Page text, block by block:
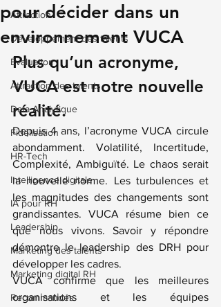
Attraction
Développement des talents
Évaluation
Attraction des talents
Data Analytique
Fidélisation
HR-Tech
Intelligence digitale
IA pour RH
Leadership
Marketing des talents
Marketing digital RH
Recommandés
pour décider dans un
environnement VUCA
Plus qu’un acronyme,
VUCA est notre nouvelle
réalité.
Depuis 4 ans, l’acronyme VUCA circule
abondamment. Volatilité, Incertitude,
Complexité, Ambiguïté. Le chaos serait
la nouvelle norme. Les turbulences et
les magnitudes des changements sont
grandissantes. VUCA résume bien ce
que nous vivons. Savoir y répondre
démontre le leadership des DRH pour
développer les cadres.
VUCA confirme que les meilleures
organisations et les équipes